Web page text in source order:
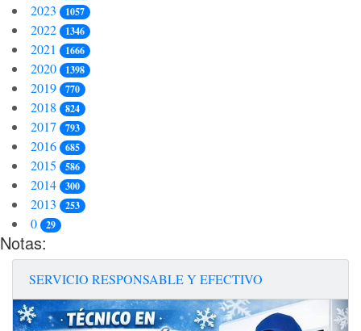
2023 1057
2022 1346
2021 1666
2020 1398
2019 770
2018 824
2017 793
2016 685
2015 586
2014 300
2013 253
0 29
Notas:
SERVICIO RESPONSABLE Y EFECTIVO